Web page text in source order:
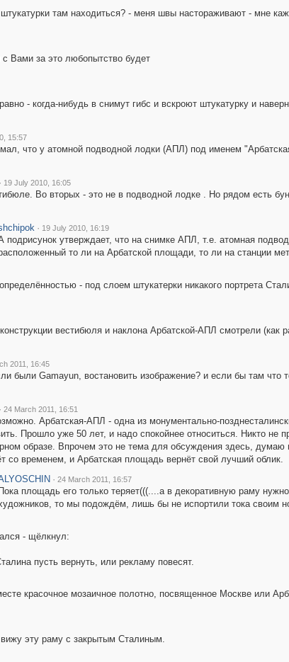
там находиться? - меня швы настораживают - мне
Вами за это любопытство будет
- когда-нибудь в снимут гибс и вскроют штукатурку и
15:57
что у атомной подводной лодки (АПЛ) под именем
· 19 July 2010, 16:05
Во вторых - это не в подводной лодке . Но рядом есть
· 19 July 2010, 16:19
подрисунок утверждает, что на снимке АПЛ, т.е. атомная
то ли на Арбатской площади, то ли на станции
- под слоем штукатерки никакого портрета
вестибюля и наклона Арбатской-АПЛ смотрели (как
2011, 16:45
были Gamayun, востановить изображение? и если бы там что
· 24 March 2011, 16:51
Арбатская-АПЛ - одна из монументально-
Прошло уже 50 лет, и надо спокойнее относиться. Никто не
образе. Впрочем это не тема для обсуждения здесь,
со временем, и Арбатская площадь вернёт свой лучший облик.
· 24 March 2011, 16:57
Пока площадь его только теряет(((....а в декоративную раму
то мы подождём, лишь бы не испортили тока своим
- щёлкнул:
пусть вернуть, или рекламу повесят.
красочное мозаичное полотно, посвященное Москве или
эту раму с закрытым Сталиным.